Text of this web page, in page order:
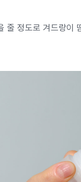
줄 정도로 겨드랑이